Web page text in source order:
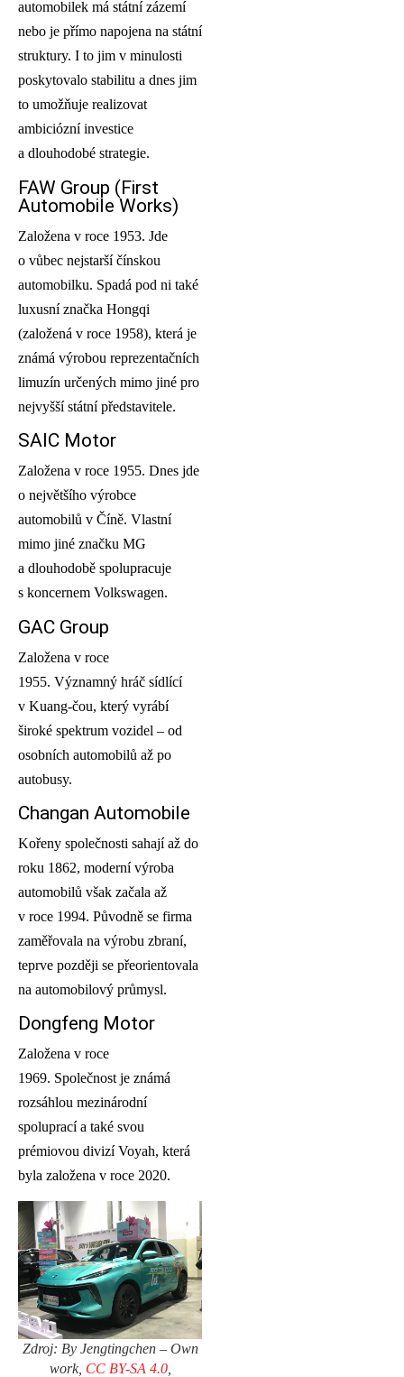
automobilek má státní zázemí
nebo je přímo napojena na státní
struktury. I to jim v minulosti
poskytovalo stabilitu a dnes jim
to umožňuje realizovat
ambiciózní investice
a dlouhodobé strategie.
FAW Group (First
Automobile Works)
Založena v roce 1953. Jde
o vůbec nejstarší čínskou
automobilku. Spadá pod ni také
luxusní značka Hongqi
(založená v roce 1958), která je
známá výrobou reprezentačních
limuzín určených mimo jiné pro
nejvyšší státní představitele.
SAIC Motor
Založena v roce 1955. Dnes jde
o největšího výrobce
automobilů v Číně. Vlastní
mimo jiné značku MG
a dlouhodobě spolupracuje
s koncernem Volkswagen.
GAC Group
Založena v roce
1955. Významný hráč sídlící
v Kuang-čou, který vyrábí
široké spektrum vozidel – od
osobních automobilů až po
autobusy.
Changan Automobile
Kořeny společnosti sahají až do
roku 1862, moderní výroba
automobilů však začala až
v roce 1994. Původně se firma
zaměřovala na výrobu zbraní,
teprve později se přeorientovala
na automobilový průmysl.
Dongfeng Motor
Založena v roce
1969. Společnost je známá
rozsáhlou mezinárodní
spoluprací a také svou
prémiovou divizí Voyah, která
byla založena v roce 2020.
Zdroj: By Jengtingchen – Own
work, CC BY-SA 4.0,